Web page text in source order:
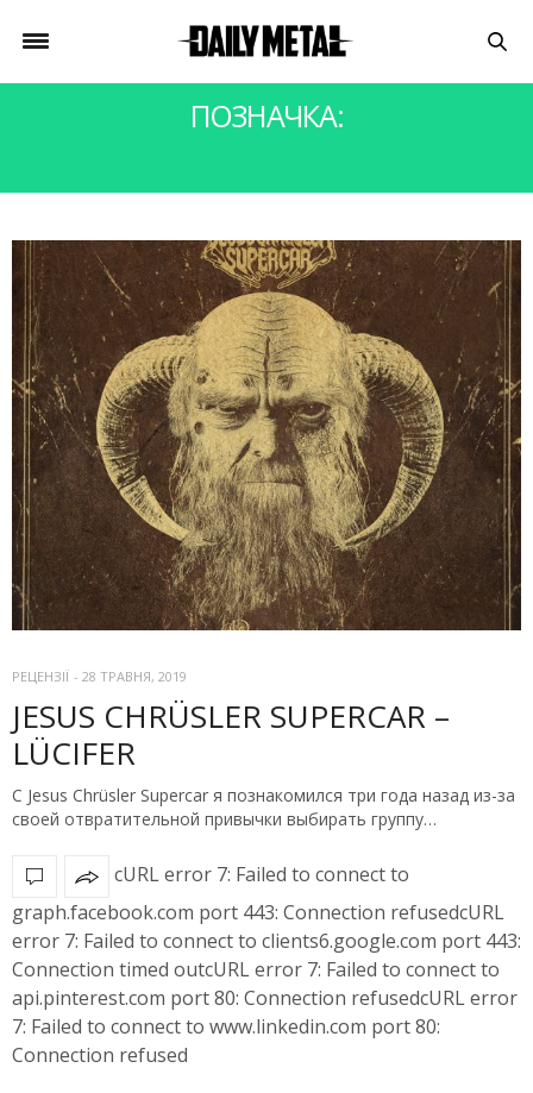
ПОЗНАЧКА:
РЕЦЕНЗІЇ - 28 ТРАВНЯ, 2019
JESUS CHRÜSLER SUPERCAR –
LÜCIFER
С Jesus Chrüsler Supercar я познакомился три года назад из-за
своей отвратительной привычки выбирать группу…
cURL error 7: Failed to connect to
graph.facebook.com port 443: Connection refusedcURL
error 7: Failed to connect to clients6.google.com port 443:
Connection timed outcURL error 7: Failed to connect to
api.pinterest.com port 80: Connection refusedcURL error
7: Failed to connect to www.linkedin.com port 80:
Connection refused